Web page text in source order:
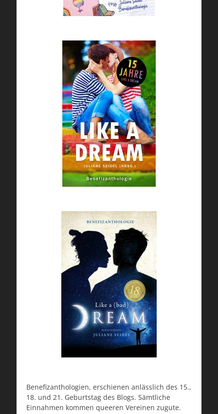
Benefizanthologien, erschienen anlässlich des 15.,
18. und 21. Geburtstag des Blogs. Sämtliche
Einnahmen kommen queeren Vereinen zugute.